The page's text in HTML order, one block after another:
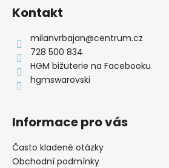
Kontakt
milanvrbajan@centrum.cz
728 500 834
HGM bižuterie na Facebooku
hgmswarovski
Informace pro vás
Často kladené otázky
Obchodní podmínky